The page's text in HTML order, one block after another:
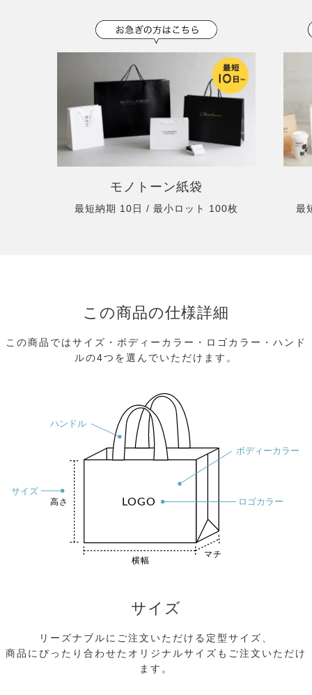
モノトーン紙袋
最短納期 10日 / 最小ロット 100枚 最
この商品の仕様詳細
この商品ではサイズ・ボディーカラー・ロゴカラー・ハンド
ルの4つを選んでいただけます。
サイズ
リーズナブルにご注文いただける定型サイズ、
商品にぴったり合わせたオリジナルサイズもご注文いただけ
ます。